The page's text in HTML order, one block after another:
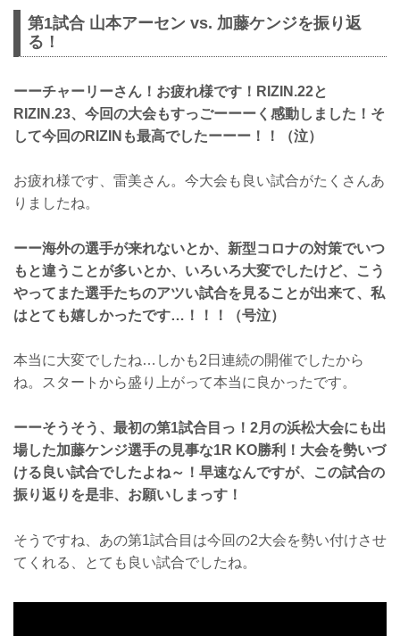
第1試合 山本アーセン vs. 加藤ケンジを振り返
る！
ーーチャーリーさん！お疲れ様です！RIZIN.22と
RIZIN.23、今回の大会もすっごーーーく感動しました！そ
して今回のRIZINも最高でしたーーー！！（泣）
お疲れ様です、雷美さん。今大会も良い試合がたくさんあ
りましたね。
ーー海外の選手が来れないとか、新型コロナの対策でいつ
もと違うことが多いとか、いろいろ大変でしたけど、こう
やってまた選手たちのアツい試合を見ることが出来て、私
はとても嬉しかったです…！！！（号泣）
本当に大変でしたね…しかも2日連続の開催でしたから
ね。スタートから盛り上がって本当に良かったです。
ーーそうそう、最初の第1試合目っ！2月の浜松大会にも出
場した加藤ケンジ選手の見事な1R KO勝利！大会を勢いづ
ける良い試合でしたよね～！早速なんですが、この試合の
振り返りを是非、お願いしまっす！
そうですね、あの第1試合目は今回の2大会を勢い付けさせ
てくれる、とても良い試合でしたね。